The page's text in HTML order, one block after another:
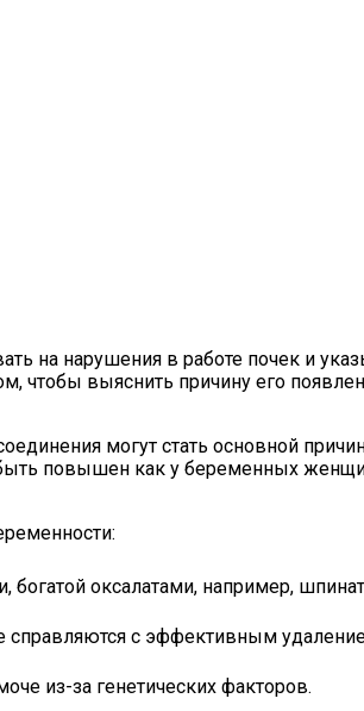
на нарушения в работе почек и
чтобы выяснить причину его
могут стать основной
повышен как у беременных
оксалатами, например,
с эффективным
из-за генетических факторов.